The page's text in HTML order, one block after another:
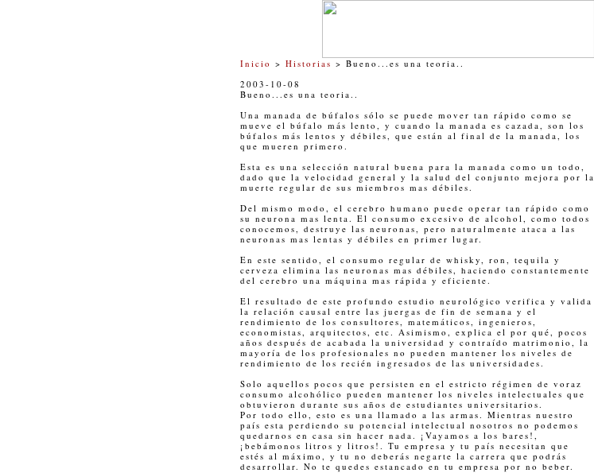
Inicio > Historias > Bueno...es una teoria..
2003-10-08
Bueno...es una teoria..
Una manada de búfalos sólo se puede mover tan rápido como se
mueve el búfalo más lento, y cuando la manada es cazada, son los
búfalos más lentos y débiles, que están al final de la manada, los
que mueren primero.
Esta es una selección natural buena para la manada como un todo,
dado que la velocidad general y la salud del conjunto mejora por la
muerte regular de sus miembros mas débiles.
Del mismo modo, el cerebro humano puede operar tan rápido como
su neurona mas lenta. El consumo excesivo de alcohol, como todos
conocemos, destruye las neuronas, pero naturalmente ataca a las
neuronas mas lentas y débiles en primer lugar.
En este sentido, el consumo regular de whisky, ron, tequila y
cerveza elimina las neuronas mas débiles, haciendo constantemente
del cerebro una máquina mas rápida y eficiente.
El resultado de este profundo estudio neurológico verifica y valida
la relación causal entre las juergas de fin de semana y el
rendimiento de los consultores, matemáticos, ingenieros,
economistas, arquitectos, etc. Asimismo, explica el por qué, pocos
años después de acabada la universidad y contraído matrimonio, la
mayoría de los profesionales no pueden mantener los niveles de
rendimiento de los recién ingresados de las universidades.
Solo aquellos pocos que persisten en el estricto régimen de voraz
consumo alcohólico pueden mantener los niveles intelectuales que
obtuvieron durante sus años de estudiantes universitarios.
Por todo ello, esto es una llamado a las armas. Mientras nuestro
país esta perdiendo su potencial intelectual nosotros no podemos
quedarnos en casa sin hacer nada. ¡Vayamos a los bares!,
¡bebámonos litros y litros!. Tu empresa y tu país necesitan que
estés al máximo, y tu no deberás negarte la carrera que podrás
desarrollar. No te quedes estancado en tu empresa por no beber.